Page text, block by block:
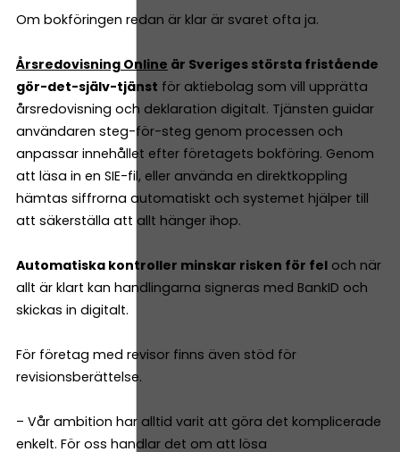
Om bokföringen redan är klar är svaret ofta ja.
Årsredovisning Online är Sveriges största fristående
gör-det-själv-tjänst för aktiebolag som vill upprätta
årsredovisning och deklaration digitalt. Tjänsten guidar
användaren steg-för-steg genom processen och
anpassar innehållet efter företagets bokföring. Genom
att läsa in en SIE-fil, eller använda en direktkoppling
hämtas siffrorna automatiskt och systemet hjälper till
att säkerställa att allt hänger ihop.
Automatiska kontroller minskar risken för fel och när
allt är klart kan handlingarna signeras med BankID och
skickas in digitalt.
För företag med revisor finns även stöd för
revisionsberättelse.
– Vår ambition har alltid varit att göra det komplicerade
enkelt. För oss handlar det om att lösa